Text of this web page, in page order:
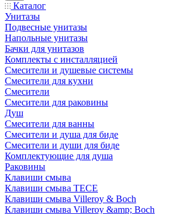
Каталог
Унитазы
Подвесные унитазы
Напольные унитазы
Бачки для унитазов
Комплекты с инсталляцией
Смесители и душевые системы
Смесители для кухни
Смесители
Смесители для раковины
Душ
Смесители для ванны
Смесители и душа для биде
Смесители и души для биде
Комплектующие для душа
Раковины
Клавиши смыва
Клавиши смыва TECE
Клавиши смыва Villeroy & Boch
Клавиши смыва Villeroy &amp; Boch